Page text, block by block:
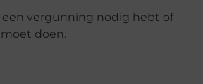
een vergunning nodig hebt of
doen.